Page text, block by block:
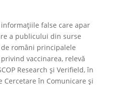
informaţiile false care apar
a publicului din surse
români principalele
vaccinarea, relevă
Research şi Verifield, în
în Comunicare şi